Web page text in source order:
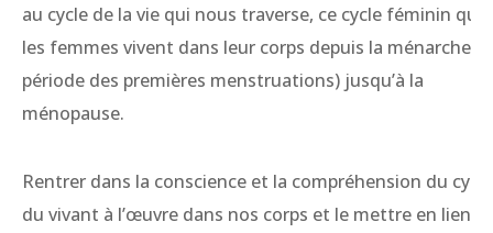
au cycle de la vie qui nous traverse, ce cycle féminin que
les femmes vivent dans leur corps depuis la ménarche
période des premières menstruations) jusqu’à la
ménopause.
Rentrer dans la conscience et la compréhension du cycle
du vivant à l’œuvre dans nos corps et le mettre en lien